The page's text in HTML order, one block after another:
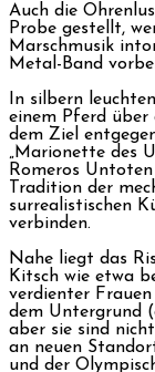
Auch die
Probe gestellt,
Marschmusik
Metal-Band
In silbern
einem Pferd über
dem Ziel
„Marionette des
Romeros
Tradition der
surrealistischen
verbinden.
Nahe liegt das
Kitsch wie etwa
verdienter Frauen
dem Untergrund
aber sie sind
an neuen
und der